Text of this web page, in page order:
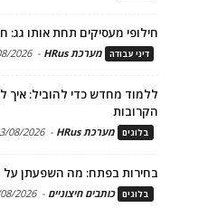
חילופי מעסיקים תחת אותו
דיני עבודה מערכת HRus -
2026
ללמוד מחדש כדי להוביל:
הקרובות
בלוגים מערכת HRus -
08/2026
בחירות בפתח: מה השפעתן
בלוגים כותבים חיצוניים -
2026